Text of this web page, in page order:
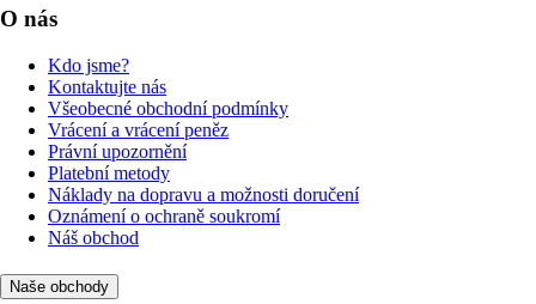
O nás
Kdo jsme?
Kontaktujte nás
Všeobecné obchodní podmínky
Vrácení a vrácení peněz
Právní upozornění
Platební metody
Náklady na dopravu a možnosti doručení
Oznámení o ochraně soukromí
Náš obchod
Naše obchody